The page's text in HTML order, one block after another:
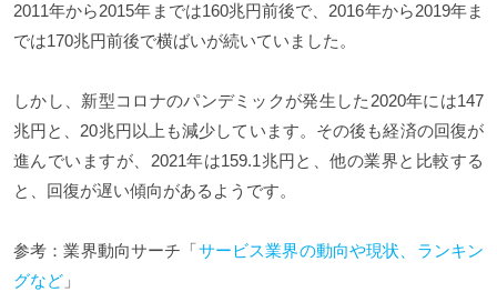
2011年から2015年までは160兆円前後で、2016年から2019年ま
では170兆円前後で横ばいが続いていました。
しかし、新型コロナのパンデミックが発生した2020年には147
兆円と、20兆円以上も減少しています。その後も経済の回復が
進んでいますが、2021年は159.1兆円と、他の業界と比較する
と、回復が遅い傾向があるようです。
参考：業界動向サーチ「サービス業界の動向や現状、ランキン
グなど 」